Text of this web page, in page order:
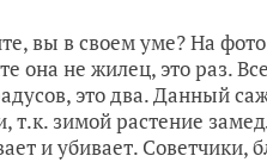
вы в своем уме? На
она не жилец, это раз.
это два. Данный
т.к. зимой растение
и убивает. Советчики,